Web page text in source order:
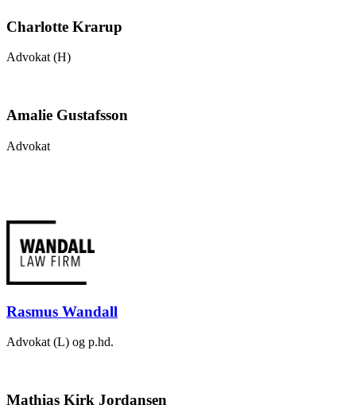
Charlotte Krarup
Advokat (H)
Amalie Gustafsson
Advokat
Rasmus Wandall
Advokat (L) og p.hd.
Mathias Kirk Jordansen